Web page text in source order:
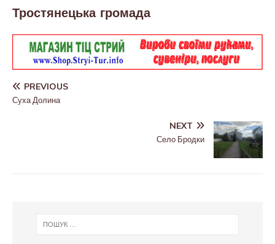
Тростянецька громада
PREVIOUS
Суха Долина
NEXT
Село Бродки